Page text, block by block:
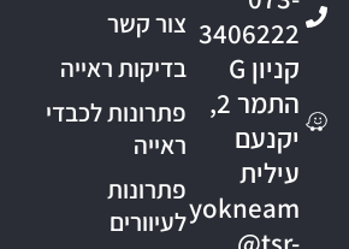
3406222
קניון G
התמר 2,
יקנעם
עילית
yokneam
צור קשר
בדיקות ראייה
פתרונות לכבדי
ראייה
פתרונות
לעיוורים